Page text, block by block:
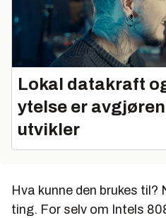
Lokal datakraft
ytelse er
utvikler
Hva kunne den brukes til?
ting. For selv om Intels